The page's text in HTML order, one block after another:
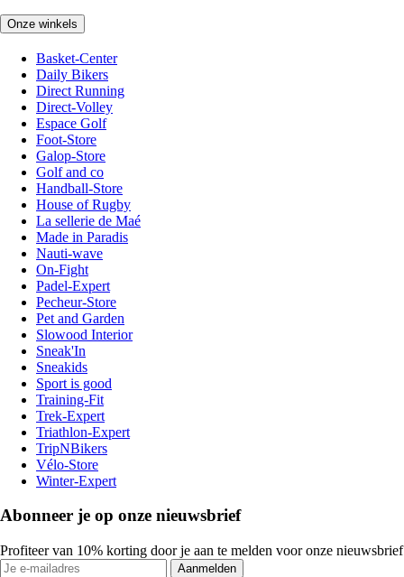
Onze winkels
Basket-Center
Daily Bikers
Direct Running
Direct-Volley
Espace Golf
Foot-Store
Galop-Store
Golf and co
Handball-Store
House of Rugby
La sellerie de Maé
Made in Paradis
Nauti-wave
On-Fight
Padel-Expert
Pecheur-Store
Pet and Garden
Slowood Interior
Sneak'In
Sneakids
Sport is good
Training-Fit
Trek-Expert
Triathlon-Expert
TripNBikers
Vélo-Store
Winter-Expert
Abonneer je op onze nieuwsbrief
Profiteer van 10% korting door je aan te melden voor onze nieuwsbrief
Aanmelden